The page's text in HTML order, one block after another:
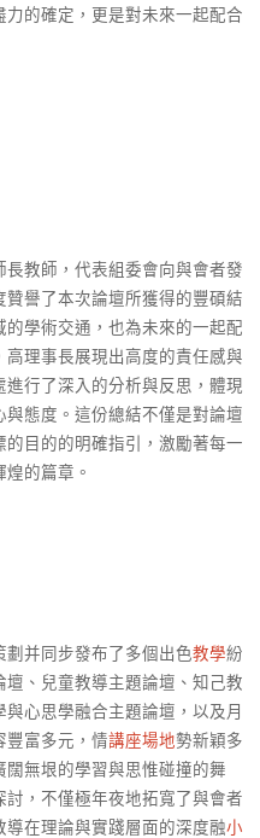
的確定，更是對未來一起配合
教師，代表組委會向與會者發
譽了本次論壇所獲得的豐碩結
學術交通，也為未來的一起配
理事長展現出高度的責任感與
行了深入的分析與反思，體現
態度。這份總結不僅是對論壇
目的的明確指引，激勵著每一
的篇章。
并同步發布了多個出色教學紛
、兒童教導主題論壇、知己教
與心思學融合主題論壇，以及月
豐富多元，情講座場地勢新穎多
闊無垠的學習與思惟碰撞的舞
，不僅極年夜地拓寬了與會者
在理論與實踐層面的深度融小